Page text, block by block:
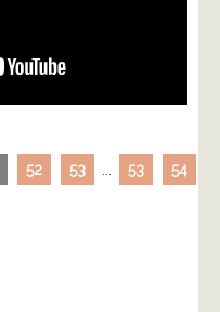
52 53 53 54